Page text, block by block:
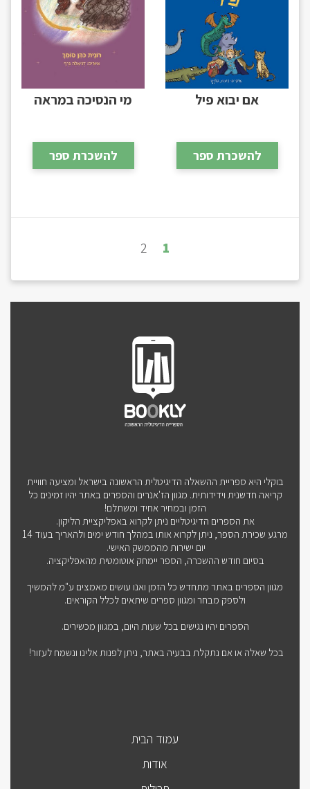
אם יבוא פיל
להשכרת ספר
מי הנסיכה במראה
להשכרת ספר
1
2
בוקלי היא ספריית ההשאלה הדיגיטלית הראשונה בישראל ומציעה חוויית
קריאה חדשנית וידידותית. מגוון הז'אנרים והספרים באתר יהיו זמינים כל
הזמן ובמחיר אחיד ומשתלם!
את הספרים הדיגיטליים ניתן לקרוא באפליקציית הליקון.
מרגע שכירת הספר, ניתן לקרוא אותו במהלך חודש ימים ולהאריך בעוד 14
יום ישירות מהממשק האישי.
בסיום חודש ההשכרה, הספר יימחק אוטומטית מהאפליקציה.
מגוון הספרים באתר מתחדש כל הזמן ואנו עושים מאמצים ע"מ להמשיך
ולספק מבחר ומגוון ספרים שיתאים לכלל הקוראים.
הספרים יהיו נגישים בכל שעות היום, במגוון מכשירים.
בכל שאלה או אם נתקלת בבעיה באתר, ניתן לפנות אלינו ונשמח לעזור!
עמוד הבית
אודות